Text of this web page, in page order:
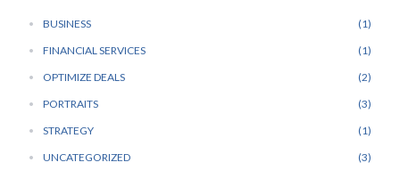
BUSINESS
1
FINANCIAL SERVICES
1
OPTIMIZE DEALS
2
PORTRAITS
3
STRATEGY
1
UNCATEGORIZED
3